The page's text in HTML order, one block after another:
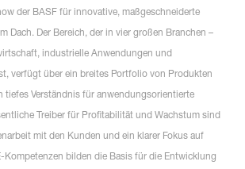
der BASF für innovative, maßgeschneiderte
Dach. Der Bereich, der in vier großen Branchen –
industrielle Anwendungen und
verfügt über ein breites Portfolio von Produkten
tiefes Verständnis für anwendungsorientierte
Treiber für Profitabilität und Wachstum sind
mit den Kunden und ein klarer Fokus auf
Kompetenzen bilden die Basis für die Entwicklung